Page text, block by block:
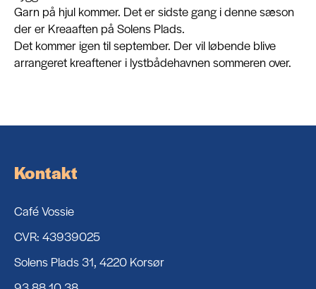
Garn på hjul kommer. Det er sidste gang i denne sæson
der er Kreaaften på Solens Plads.
Det kommer igen til september. Der vil løbende blive
arrangeret kreaftener i lystbådehavnen sommeren over.
Kontakt
Café Vossie
CVR: 43939025
Solens Plads 31, 4220 Korsør